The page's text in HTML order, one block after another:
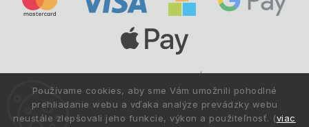
Používame cookies, aby sme Vám umožnili pohodlné
prehliadanie webu a vďaka analýze prevádzky webu
neustále zlepšovali jeho funkcie, výkon a použiteľnosť. (viac
Copyright © 1993 -2026 Deltastav.sk|
.
Všetky práva vyhradené.